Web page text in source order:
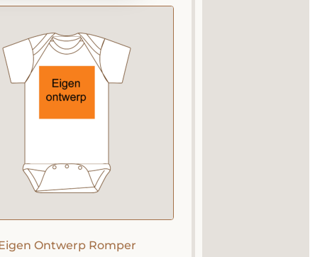
Ontwerp Romper